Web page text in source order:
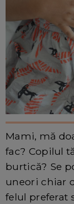
Mami, mă
fac? Copilul
burtică? Se
uneori chiar
felul preferat